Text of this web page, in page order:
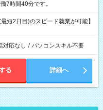
ち実働7時間40分です。
短2日目)のスピード就業が可能】
対応なし / パソコンスキル不要
る 詳細へ